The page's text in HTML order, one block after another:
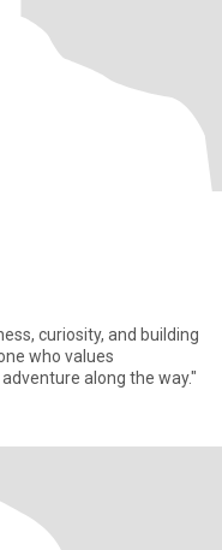
curiosity, and building
who values
along the way."